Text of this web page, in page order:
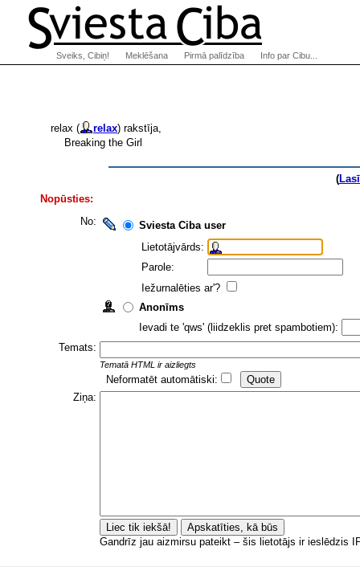
relax ( relax) rakstīja,
Breaking the Girl
(
Nopūsties:
No:
Sviesta Ciba user
Lietotājvārds:
Parole:
Iežurnalēties ar'?
Anonīms
Ievadi te 'qws' (liidzeklis pret spambotiem):
Temats:
Tematā HTML ir aizliegts
Neformatēt automātiski:
Ziņa:
Gandrīz jau aizmirsu pateikt – šis lietotājs ir ieslēdzis
Sveiks, Cibiņ! Meklēšana Pirmā palīdzība Info par Cibu...